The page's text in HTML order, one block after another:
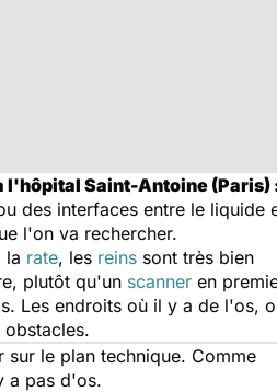
l'hôpital Saint-Antoine (Paris)
des interfaces entre le liquide
l'on va rechercher.
la rate, les reins sont très bien
plutôt qu'un scanner en
Les endroits où il y a de l'os,
le plan technique. Comme
a pas d'os.